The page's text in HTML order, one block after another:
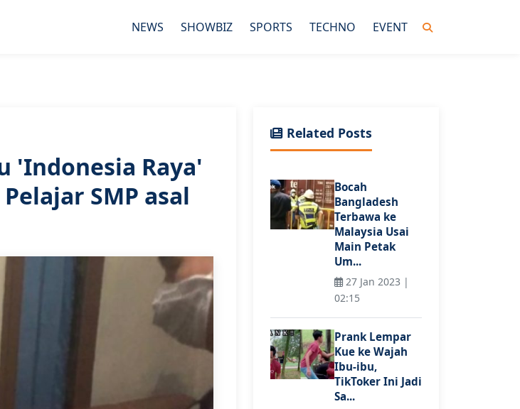
NEWS SHOWBIZ SPORTS TECHNO EVENT
'Indonesia Raya'
SMP asal
Related Posts
Bocah
Bangladesh
Terbawa ke
Malaysia Usai
Main Petak
Um...
27 Jan 2023 |
02:15
Prank Lempar
Kue ke Wajah
Ibu-ibu,
TikToker Ini Jadi
Sa...